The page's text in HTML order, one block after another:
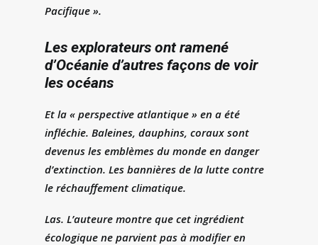
Pacifique ».
Les explorateurs ont ramené
d’Océanie d’autres façons de voir
les océans
Et la « perspective atlantique » en a été
infléchie. Baleines, dauphins, coraux sont
devenus les emblèmes du monde en danger
d’extinction. Les bannières de la lutte contre
le réchauffement climatique.
Las. L’auteure montre que cet ingrédient
écologique ne parvient pas à modifier en